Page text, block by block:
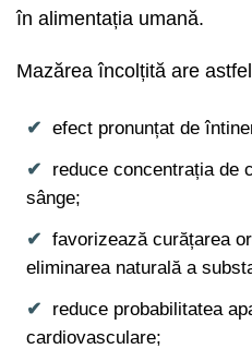
în alimentația umană.
Mazărea încolțită are
efect pronunțat de
reduce concentrația de
sânge;
favorizează curățarea
eliminarea naturală a
reduce probabilitatea
cardiovasculare;